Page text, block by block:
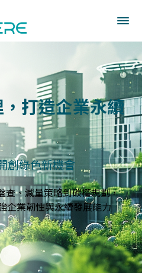
藍圖
告與指標體系
準分析永續績效，規劃符合
提升企業永續價值與形象
下一